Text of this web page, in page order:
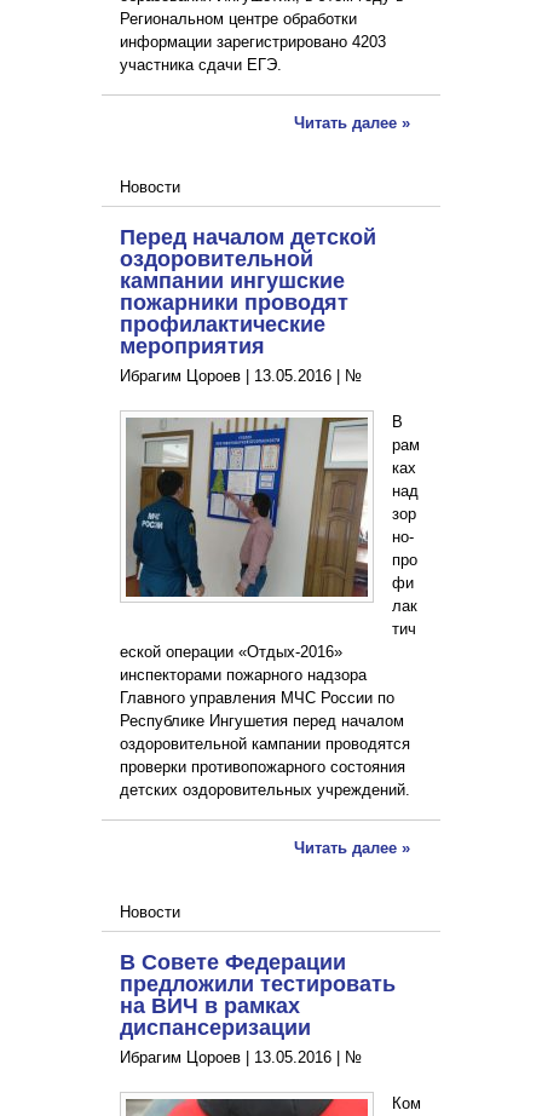
Региональном центре обработки
информации зарегистрировано 4203
участника сдачи ЕГЭ.
Читать далее »
Новости
Перед началом детской
оздоровительной
кампании ингушские
пожарники проводят
профилактические
мероприятия
Ибрагим Цороев | 13.05.2016 №
В
рам
ках
над
зор
но-
про
фи
лак
тич
еской операции «Отдых-2016»
инспекторами пожарного надзора
Главного управления МЧС России по
Республике Ингушетия перед началом
оздоровительной кампании проводятся
проверки противопожарного состояния
детских оздоровительных учреждений.
Читать далее »
Новости
В Совете Федерации
предложили тестировать
на ВИЧ в рамках
диспансеризации
Ибрагим Цороев | 13.05.2016 №
Ком